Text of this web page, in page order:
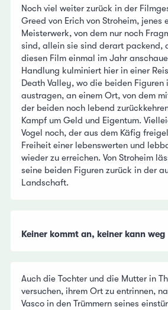
Noch viel weiter zurück in der
Greed von Erich von Stroheim, jenes
Meisterwerk, von dem nur noch
sind, allein sie sind derart packend,
diesen Film einmal im Jahr
Handlung kulminiert hier in einer
Death Valley, wo die beiden Figuren
austragen, an einem Ort, von dem
der beiden noch lebend
Kampf um Geld und Eigentum.
Vogel noch, der aus dem Käfig
Freiheit einer lebenswerten und
wieder zu erreichen. Von Stroheim
seine beiden Figuren zurück in der
Landschaft.
Keiner kommt an, keiner kann weg
Auch die Tochter und die Mutter in
versuchen, ihrem Ort zu entrinnen,
Vasco in den Trümmern seines